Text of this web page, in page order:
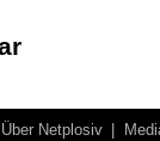
Über Netplosiv